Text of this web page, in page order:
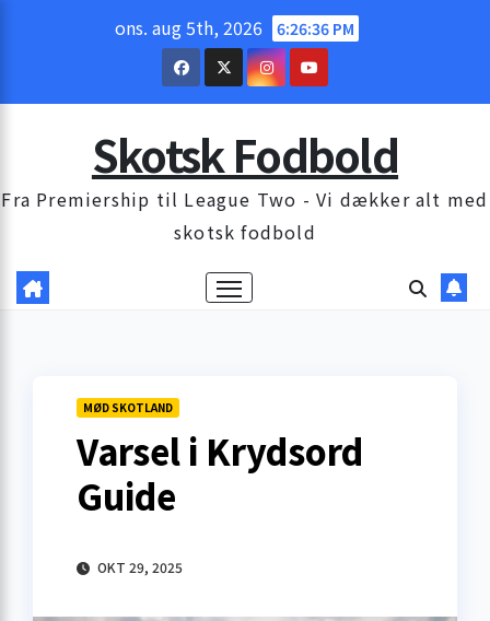
ons. aug 5th, 2026 6:26:37 PM
Skotsk Fodbold
Fra Premiership til League Two - Vi dækker alt med
skotsk fodbold
MØD SKOTLAND
Varsel i Krydsord
Guide
OKT 29, 2025